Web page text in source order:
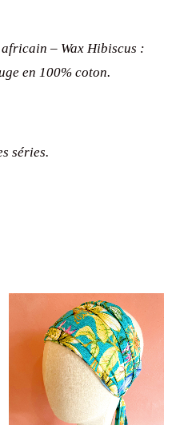
– Wax Hibiscus :
en 100% coton.
séries.